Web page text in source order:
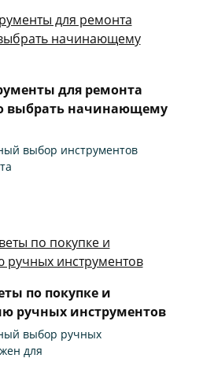
для ремонта
выбрать начинающему
выбор инструментов
по покупке и
ручных инструментов
выбор ручных
для